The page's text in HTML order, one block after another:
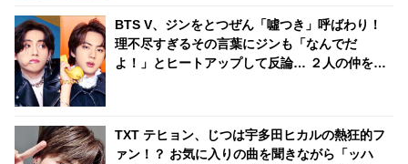
BTS V、ジンをとつぜん「噓つき」呼ばわり！
理不尽すぎるその言葉にジンも「なんでだ
よ！」とヒートアップして反論… ２人の仲を引
TXT テヒョン、じつは宇多田ヒカルの熱狂的フ
ァン！？ お気に入りの曲を聞きながら「ッハ